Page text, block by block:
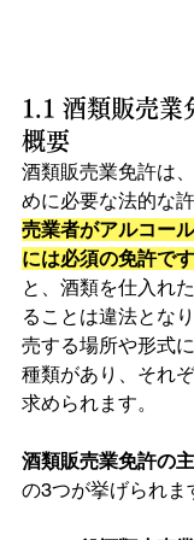
1.1 酒類販売業
概要
酒類販売業免許は
めに必要な法的な許
売業者がアルコー
には必須の免許です
と、酒類を仕入れ
ることは違法とな
売する場所や形式
種類があり、それ
求められます。
酒類販売業免許の
の3つが挙げられま